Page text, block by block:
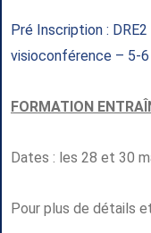
Pré Inscription :
visioconférence – 5-
FORMATION
Dates : les 28 et 30
Pour plus de détails